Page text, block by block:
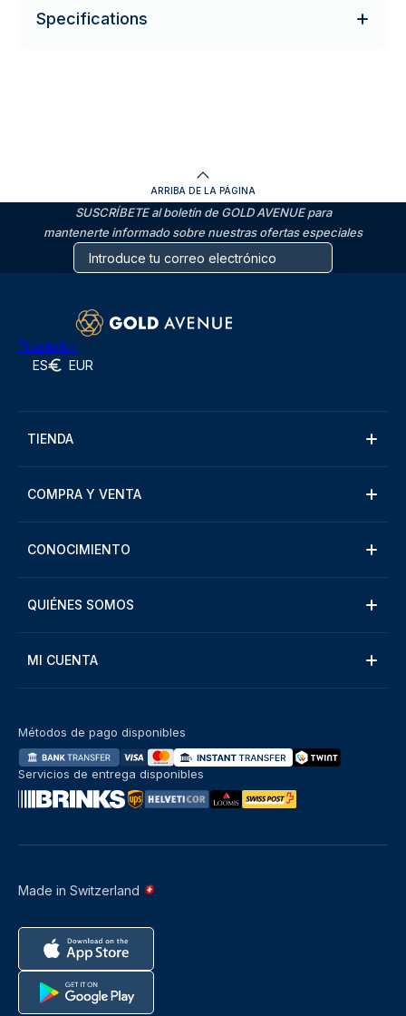
Specifications
ARRIBA DE LA PÁGINA
SUSCRÍBETE al boletín de GOLD AVENUE para
mantenerte informado sobre nuestras ofertas especiales
Trustpilot
ES EUR
TIENDA
COMPRA Y VENTA
CONOCIMIENTO
QUIÉNES SOMOS
MI CUENTA
Made in Switzerland
Métodos de pago disponibles
Servicios de entrega disponibles